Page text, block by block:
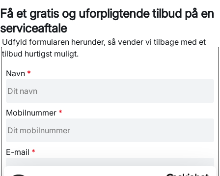
Få et gratis og uforpligtende tilbud på en
serviceaftale
Udfyld formularen herunder, så vender vi tilbage med et
tilbud hurtigst muligt.
Navn *
Mobilnummer *
E-mail *